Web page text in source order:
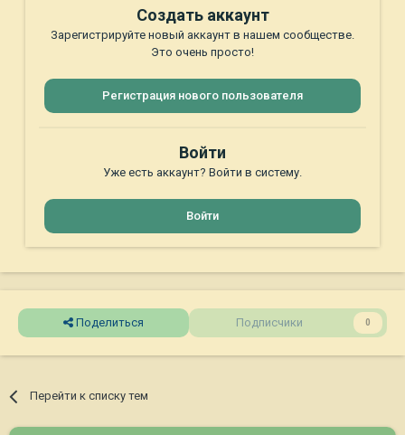
Создать аккаунт
Зарегистрируйте новый аккаунт в нашем сообществе.
Это очень просто!
Регистрация нового пользователя
Войти
Уже есть аккаунт? Войти в систему.
Войти
Поделиться Подписчики 0
Перейти к списку тем